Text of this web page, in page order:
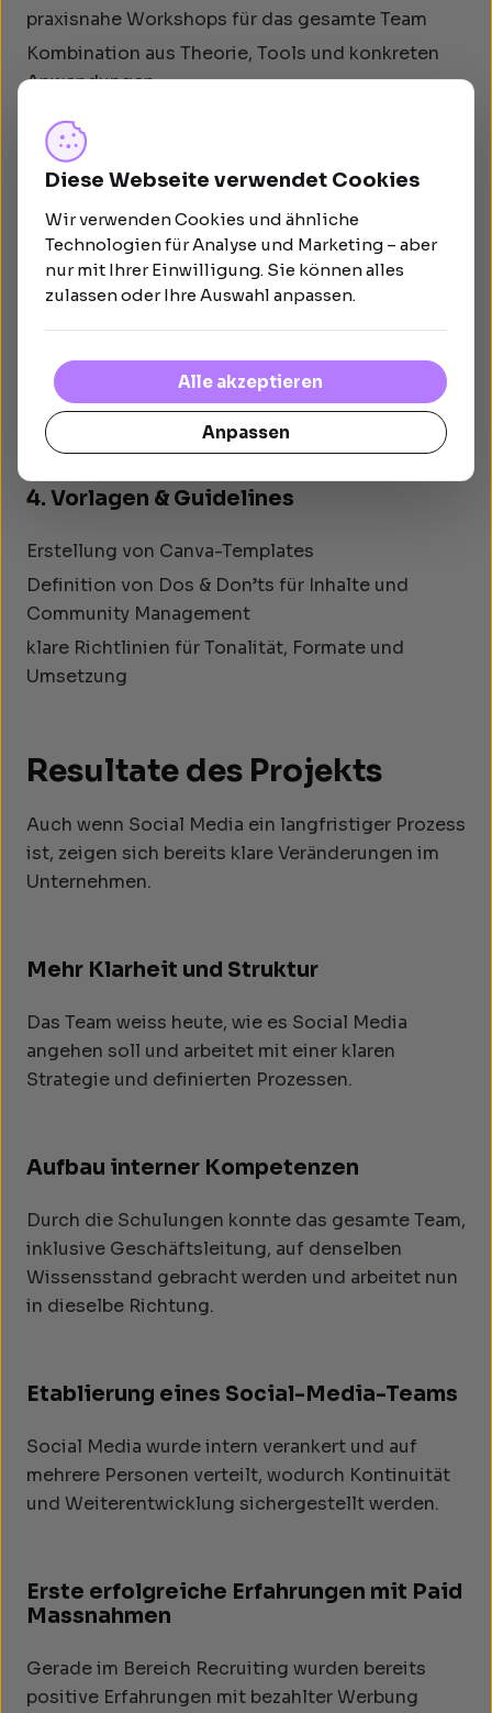
praxisnahe Workshops für das gesamte Team
Kombination aus Theorie, Tools und konkreten
Anwendungen
Einbindung der gesamten Geschäftsleitung
Aufbau klarer Workflows von der Idee bis zur
Veröffentlichung
Definition von Rollen, Verantwortlichkeiten und
Freigaben
4. Vorlagen & Guidelines
Erstellung von Canva-Templates
Definition von Dos & Don’ts für Inhalte und
Community Management
klare Richtlinien für Tonalität, Formate und
Umsetzung
Resultate des Projekts
Auch wenn Social Media ein langfristiger Prozess
ist, zeigen sich bereits klare Veränderungen im
Unternehmen.
Mehr Klarheit und Struktur
Das Team weiss heute, wie es Social Media
angehen soll und arbeitet mit einer klaren
Strategie und definierten Prozessen.
Aufbau interner Kompetenzen
Durch die Schulungen konnte das gesamte Team,
inklusive Geschäftsleitung, auf denselben
Wissensstand gebracht werden und arbeitet nun
in dieselbe Richtung.
Etablierung eines Social-Media-Teams
Social Media wurde intern verankert und auf
mehrere Personen verteilt, wodurch Kontinuität
und Weiterentwicklung sichergestellt werden.
Erste erfolgreiche Erfahrungen mit Paid
Massnahmen
Gerade im Bereich Recruiting wurden bereits
positive Erfahrungen mit bezahlter Werbung
Diese Webseite verwendet Cookies
Wir verwenden Cookies und ähnliche
Technologien für Analyse und Marketing – aber
nur mit Ihrer Einwilligung. Sie können alles
zulassen oder Ihre Auswahl anpassen.
Anpassen
Alle akzeptieren